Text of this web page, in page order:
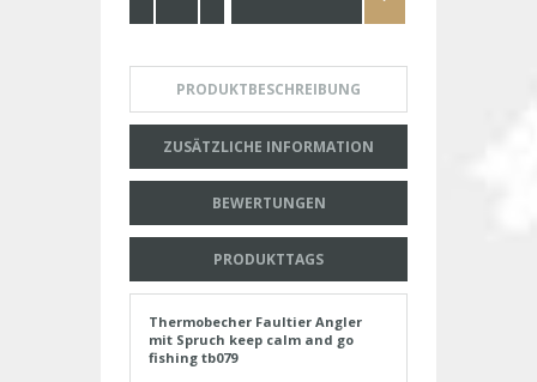
PRODUKTBESCHREIBUNG
ZUSÄTZLICHE INFORMATION
BEWERTUNGEN
PRODUKTTAGS
Thermobecher Faultier Angler
mit Spruch keep calm and go
fishing tb079